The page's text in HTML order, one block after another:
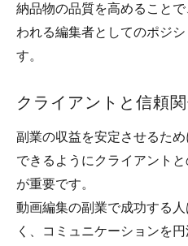
納品物の品質を高めること
われる編集者としてのポジ
す。
クライアントと信頼
副業の収益を安定させるた
できるようにクライアント
が重要です。
動画編集の副業で成功する
く、コミュニケーションを円